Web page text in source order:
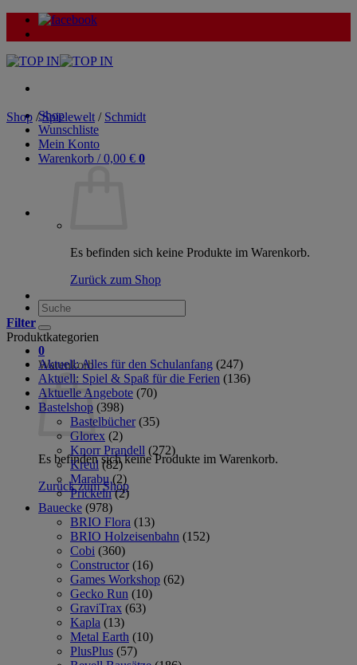
Zum
Inhalt
Shop
Wunschliste
Mein Konto
Warenkorb /0,00 € 0
Es befinden sich keine Produkte im Warenkorb.
Zurück zum Shop
Suche
nach:
0
Warenkorb
Es befinden sich keine Produkte im Warenkorb.
Zurück zum Shop
Shop / Spielewelt / Schmidt
Filter
Produktkategorien
Aktuell: Alles für den Schulanfang (247)
Aktuell: Spiel & Spaß für die Ferien (136)
Aktuelle Angebote (70)
Bastelshop (398)
Bastelbücher (35)
Glorex (2)
Knorr Prandell (272)
Kreul (82)
Marabu (2)
Prickeln (2)
Bauecke (978)
BRIO Flora (13)
BRIO Holzeisenbahn (152)
Cobi (360)
Constructor (16)
Games Workshop (62)
Gecko Run (10)
GraviTrax (63)
Kapla (13)
Metal Earth (10)
PlusPlus (57)